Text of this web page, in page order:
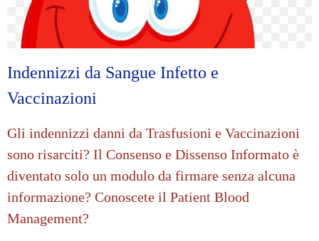
Indennizzi da Sangue Infetto e
Vaccinazioni
Gli indennizzi danni da Trasfusioni e Vaccinazioni
sono risarciti? Il Consenso e Dissenso Informato è
diventato solo un modulo da firmare senza alcuna
informazione? Conoscete il Patient Blood
Management?